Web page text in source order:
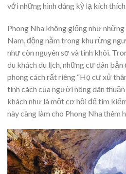
với những hình dáng kỳ lạ kích
Phong Nha không giống như
Nam, động nằm trong khu rừng
như còn nguyên sơ và tinh khôi.
du khách du lịch, những cư dân
phong cách rất riêng “Họ cư xử
tính cách của người nông dân
khách như là một cơ hội để tìm
này càng làm cho Phong Nha thêm